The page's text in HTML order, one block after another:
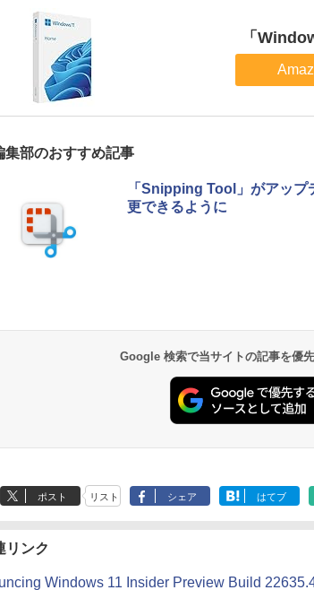
「
集部のおすすめ記事
「Snipping Tool」がアッ
更できるように
Google 検索で当サイトの記事を優
ポスト リスト シェア はてブ
リンク
Windows 11 Insider Preview Build